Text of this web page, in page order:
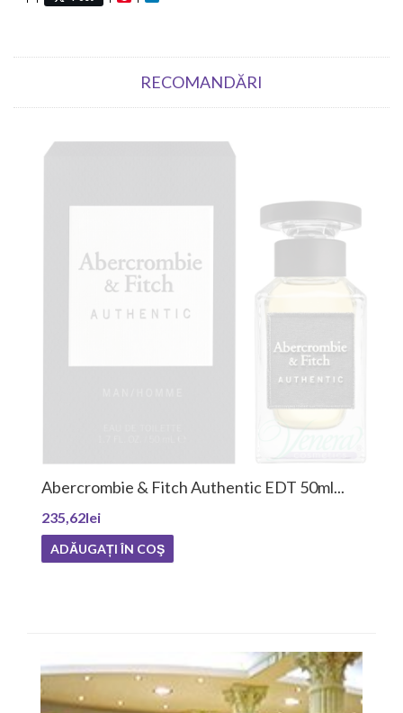
RECOMANDĂRI
Abercrombie & Fitch Authentic EDT 50ml...
235,62lei
ADĂUGAȚI ÎN COŞ